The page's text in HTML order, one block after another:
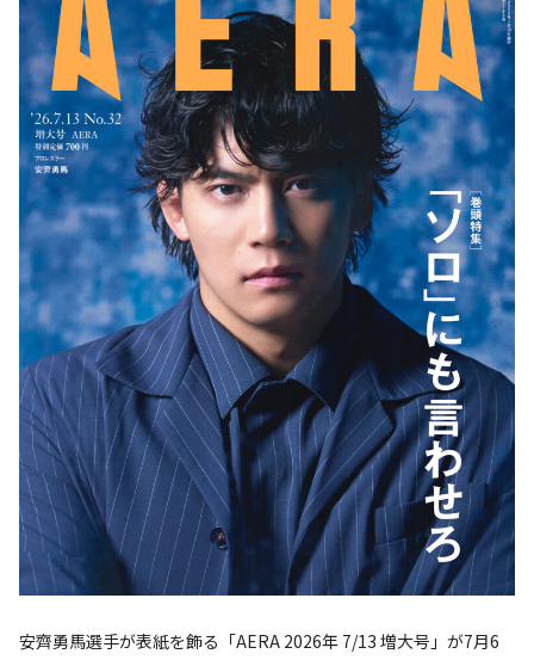
安齊勇馬選手が表紙を飾る「AERA 2026年 7/13 増大号」が7月6